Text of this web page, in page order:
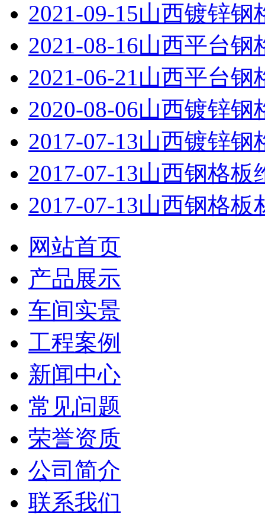
2021-09-15山西镀锌钢
2021-08-16山西平台钢
2021-06-21山西平台钢
2020-08-06山西镀锌钢
2017-07-13山西镀锌钢
2017-07-13山西钢格板
2017-07-13山西钢格板
网站首页
产品展示
车间实景
工程案例
新闻中心
常见问题
荣誉资质
公司简介
联系我们